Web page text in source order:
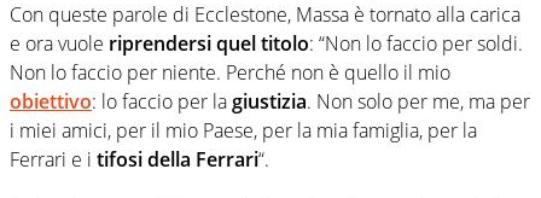
Con queste parole di Ecclestone, Massa è tornato alla carica
e ora vuole riprendersi quel titolo: “Non lo faccio per soldi.
Non lo faccio per niente. Perché non è quello il mio
obiettivo: lo faccio per lagiustizia. Non solo per me, ma per
i miei amici, per il mio Paese, per la mia famiglia, per la
Ferrari e i tifosi della Ferrari“.